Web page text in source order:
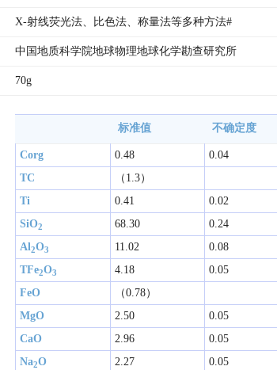
X-射线荧光法、比色法、称量法等多种方法#
中国地质科学院地球物理地球化学勘查研究所
70g
标准值
不确定度
Corg 0.48 0.04
TC
（1.3）
Ti
0.41 0.02
SiO2 68.30 0.24
Al2O3 11.02 0.08
TFe2O3 4.18 0.05
FeO
（0.78）
MgO
2.50 0.05
CaO
2.96 0.05
Na2O 2.27 0.05